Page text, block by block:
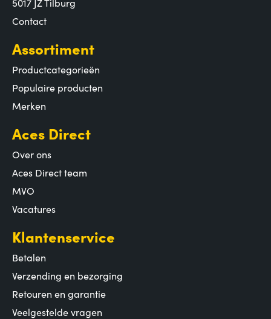
Contact
Assortiment
Productcategorieën
Populaire producten
Merken
Aces Direct
Over ons
Aces Direct team
MVO
Vacatures
Klantenservice
Betalen
Verzending en bezorging
Retouren en garantie
Veelgestelde vragen